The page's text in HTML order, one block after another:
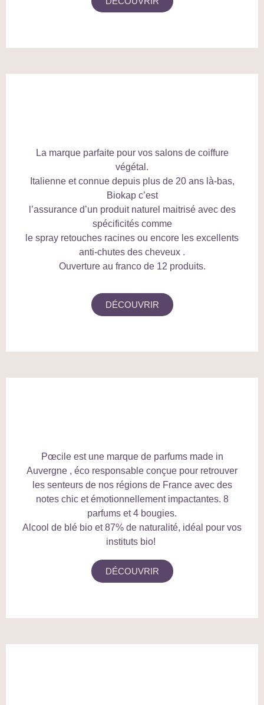
La marque parfaite pour vos salons de coiffure
végétal.
Italienne et connue depuis plus de 20 ans là-bas,
Biokap c’est
l’assurance d’un produit naturel maitrisé avec des
spécificités comme
le spray retouches racines ou encore les excellents
anti-chutes des cheveux .
Ouverture au franco de 12 produits.
DÉCOUVRIR
Pœcile est une marque de parfums made in
Auvergne , éco responsable conçue pour retrouver
les senteurs de nos régions de France avec des
notes chic et émotionnellement impactantes. 8
parfums et 4 bougies.
Alcool de blé bio et 87% de naturalité, idéal pour vos
instituts bio!
DÉCOUVRIR